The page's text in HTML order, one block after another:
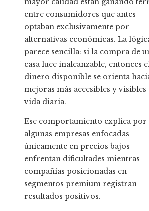
entre consumidores que antes
optaban exclusivamente por
alternativas económicas. La
parece sencilla: si la compra de
casa luce inalcanzable, entonces
dinero disponible se orienta
mejoras más accesibles y visibles
vida diaria.
Ese comportamiento explica por
algunas empresas enfocadas
únicamente en precios bajos
enfrentan dificultades mientras
compañías posicionadas en
segmentos premium registran
resultados positivos.